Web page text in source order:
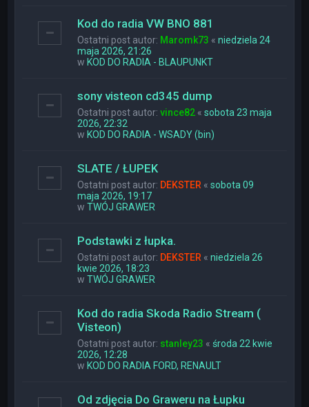
Kod do radia VW BNO 881
Ostatni post autor: Maromk73 «niedziela 24
maja 2026, 21:26
w KOD DO RADIA - BLAUPUNKT
sony visteon cd345 dump
Ostatni post autor:vince82 «sobota 23 maja
2026, 22:32
w KOD DO RADIA - WSADY (bin)
SLATE / ŁUPEK
Ostatni post autor: DEKSTER «sobota 09
maja 2026, 19:17
wTWÓJ GRAWER
Podstawki z łupka.
Ostatni post autor: DEKSTER «niedziela 26
kwie 2026, 18:23
wTWÓJ GRAWER
Kod do radia Skoda Radio Stream (
Visteon)
Ostatni post autor: stanley23 «środa 22 kwie
2026, 12:28
w KOD DO RADIA FORD, RENAULT
Od zdjęcia Do Graweru na Łupku